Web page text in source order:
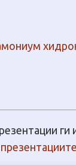
ги